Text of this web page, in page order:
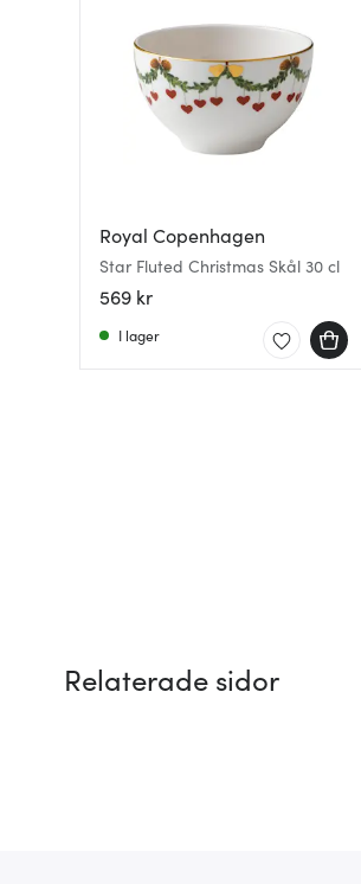
Royal Copenhagen
Star Fluted Christmas Skål 30 cl
569 kr
I lager
Relaterade sidor